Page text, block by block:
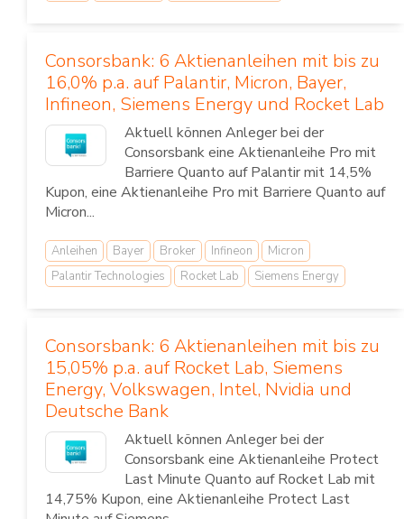
Consorsbank: 6 Aktienanleihen mit bis zu
16,0% p.a. auf Palantir, Micron, Bayer,
Infineon, Siemens Energy und Rocket Lab
Aktuell können Anleger bei der
Consorsbank eine Aktienanleihe Pro mit
Barriere Quanto auf Palantir mit 14,5%
Kupon, eine Aktienanleihe Pro mit Barriere Quanto auf
Micron...
Anleihen Bayer Broker Infineon
Micron
Palantir Technologies
Rocket Lab Siemens Energy
Consorsbank: 6 Aktienanleihen mit bis zu
15,05% p.a. auf Rocket Lab, Siemens
Energy, Volkswagen, Intel, Nvidia und
Deutsche Bank
Aktuell können Anleger bei der
Consorsbank eine Aktienanleihe Protect
Last Minute Quanto auf Rocket Lab mit
14,75% Kupon, eine Aktienanleihe Protect Last